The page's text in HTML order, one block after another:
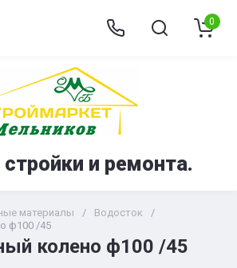
стройки и ремонта.
0
материалы / Водосток
/
ф100 /45
колено ф100 /45